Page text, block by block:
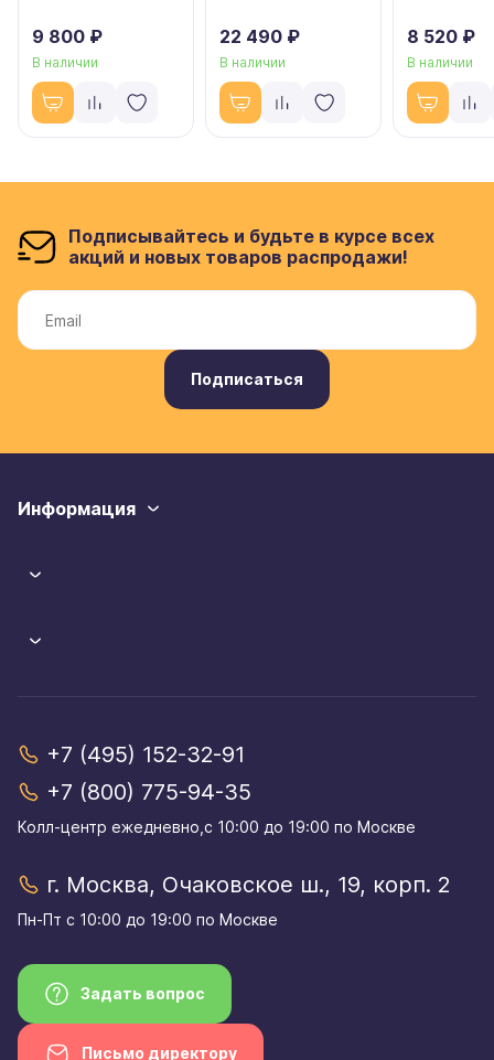
9 800 ₽
В наличии
22 490 ₽
В наличии
8 520 ₽
В наличии
Подписывайтесь и будьте в курсе всех
акций и новых товаров распродажи!
Подписаться
Информация
+7 (495) 152-32-91
+7 (800) 775-94-35
Колл-центр eжедневно,с 10:00 до 19:00 по Москве
г. Москва, Очаковское ш., 19, корп. 2
Пн-Пт с 10:00 до 19:00 по Москве
Задать вопрос
Письмо директору